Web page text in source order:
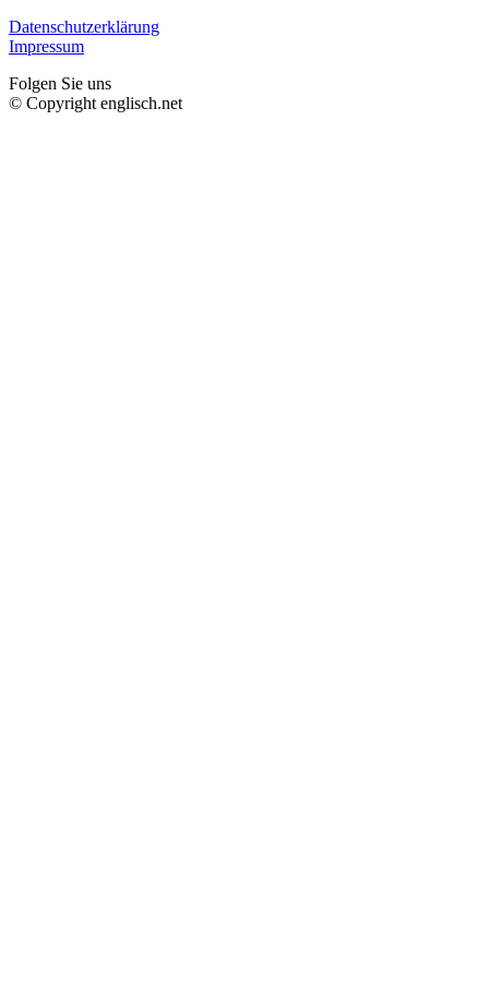
Datenschutzerklärung
Impressum
Folgen Sie uns
© Copyright englisch.net